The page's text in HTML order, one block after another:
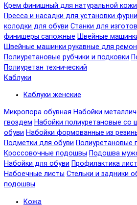
Крем финишный для натуральной кожи
Пресса и насадки для установки
колодки для обуви Станки для
финишеры сапожные Швейные
Швейные машинки рукавные для
Полиуретановые рубчики и подковки
Полиуретан технический
Каблуки
Каблуки женские
Микропора обувная Набойки
гвоздем Набойки полиуретановые со
обуви Набойки формованные из
Подметки для обуви Полиуретановые
Кроссовочные подошвы Подошва
Набойки для обуви Профилактика
Набоечные листы Стельки и задники
подошвы
Кожа